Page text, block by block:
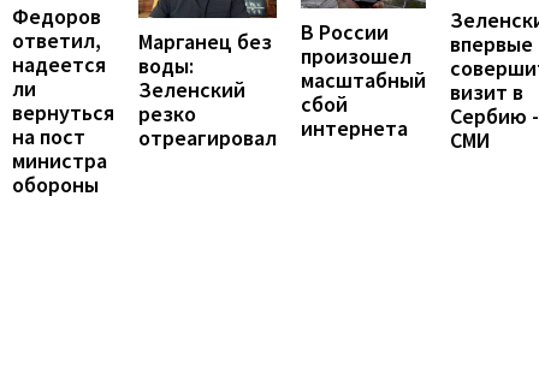
Федоров
ответил,
надеется
ли
вернуться
на пост
министра
обороны
Марганец без
воды:
Зеленский
резко
отреагировал
В России
произошел
масштабный
сбой
интернета
впервые
визит в
Сербию -
СМИ